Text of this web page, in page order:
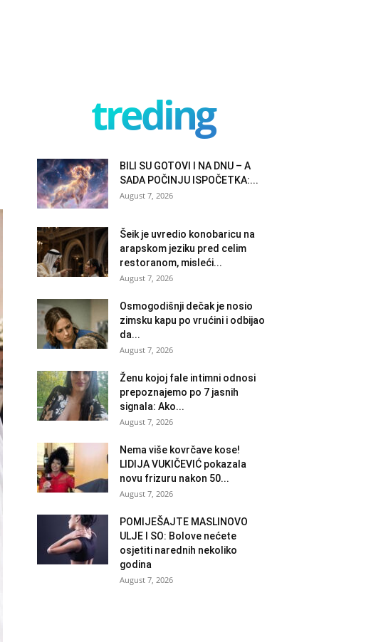
treding
BILI SU GOTOVI I NA DNU – A
SADA POČINJU ISPOČETKA:...
August 7, 2026
Šeik je uvredio konobaricu na
arapskom jeziku pred celim
restoranom, misleći...
August 7, 2026
Osmogodišnji dečak je nosio
zimsku kapu po vrućini i odbijao
da...
August 7, 2026
Ženu kojoj fale intimni odnosi
prepoznajemo po 7 jasnih
signala: Ako...
August 7, 2026
Nema više kovrčave kose!
LIDIJA VUKIČEVIĆ pokazala
novu frizuru nakon 50...
August 7, 2026
POMIJEŠAJTE MASLINOVO
ULJE I SO: Bolove nećete
osjetiti narednih nekoliko
godina
August 7, 2026